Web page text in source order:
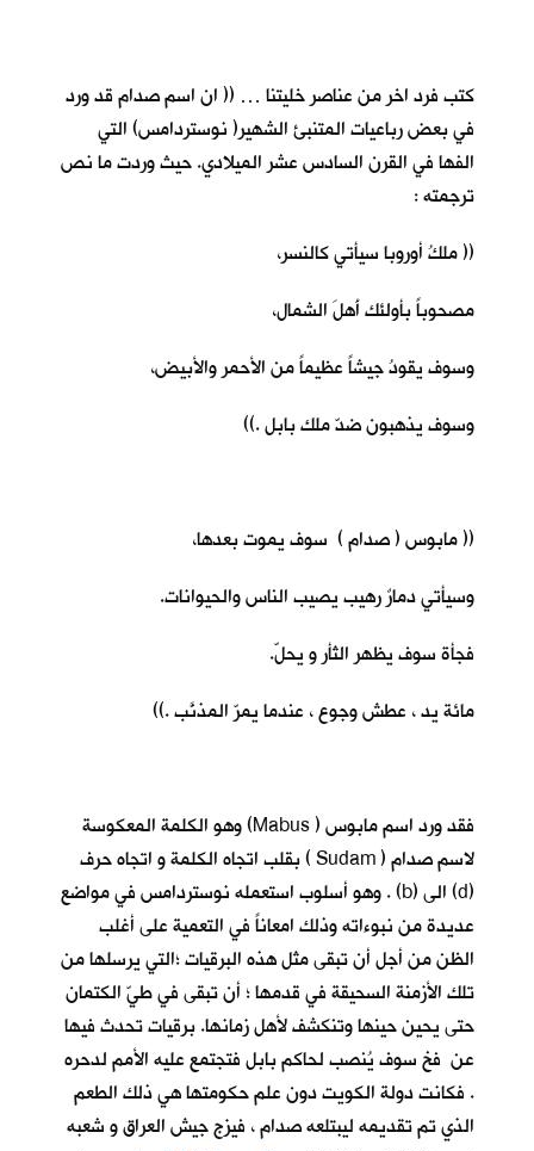
كتب فرد اخر من عناصر خليتنا … (( ان اسم صدام قد ورد
في بعض رباعيات المتنبئ الشهير( نوستردامس) التي
الفها في القرن السادس عشر الميلادي. حيث وردت ما نص
ترجمته :
(( ملكُ أوروبا سيأتي كالنسر،
مصحوباً بأولئك أَهلَ الشمال،
وسوف يقودُ جيشاً عظيماً من الأحمر والأبيض،
وسوف يذهبون ضدّ ملك بابل .))
(( مابوس ( صدام ) سوف يموت بعدها،
وسيأتي دمارٌ رهيب يصيب الناس والحيوانات.
فجأة سوف يظهر الثأر و يحلّ.
مائة يد ، عطش وجوع ، عندما يمرّ المذنَّب .))
فقد ورد اسم مابوس ( Mabus) وهو الكلمة المعكوسة
لاسم صدام ( Sudam ) بقلب اتجاه الكلمة و اتجاه حرف
(d) الى (b) . وهو أسلوب استعمله نوستردامس في مواضع
عديدة من نبوءاته وذلك امعاناً في التعمية على أغلب
الظن من أجل أن تبقى مثل هذه البرقيات ؛التي يرسلها من
تلك الأزمنة السحيقة في قدمها ؛ أن تبقى في طيّ الكتمان
حتى يحين حينها وتنكشف لأهل زمانها. برقيات تحدث فيها
عن فخ سوف يُنصب لحاكم بابل فتجتمع عليه الأمم لدحره
. فكانت دولة الكويت دون علم حكومتها هي ذلك الطعم
الذي تم تقديمه ليبتلعه صدام ، فيزج جيش العراق و شعبه